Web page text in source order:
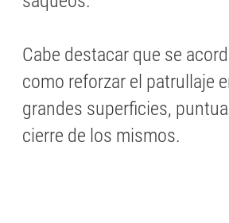
Cabe destacar que se
como reforzar el patrullaje
grandes superficies,
cierre de los mismos.